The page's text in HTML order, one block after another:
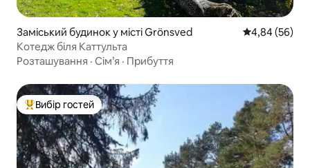
Заміський будинок у місті Grönsved Середня
4,84 (56)
Котедж біля Каттульта
Розташування · Сім’я · Прибуття
Топ вибір гостей
Вибір гостей